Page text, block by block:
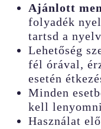
Ajánlott
folyadék
tartsd a
Lehetőség
fél órával,
esetén
Minden
kell
Használat